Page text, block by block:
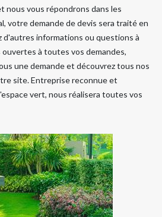
nous vous répondrons dans les
votre demande de devis sera traité en
d'autres informations ou questions à
ouvertes à toutes vos demandes,
une demande et découvrez tous nos
site. Entreprise reconnue et
vert, nous réalisera toutes vos